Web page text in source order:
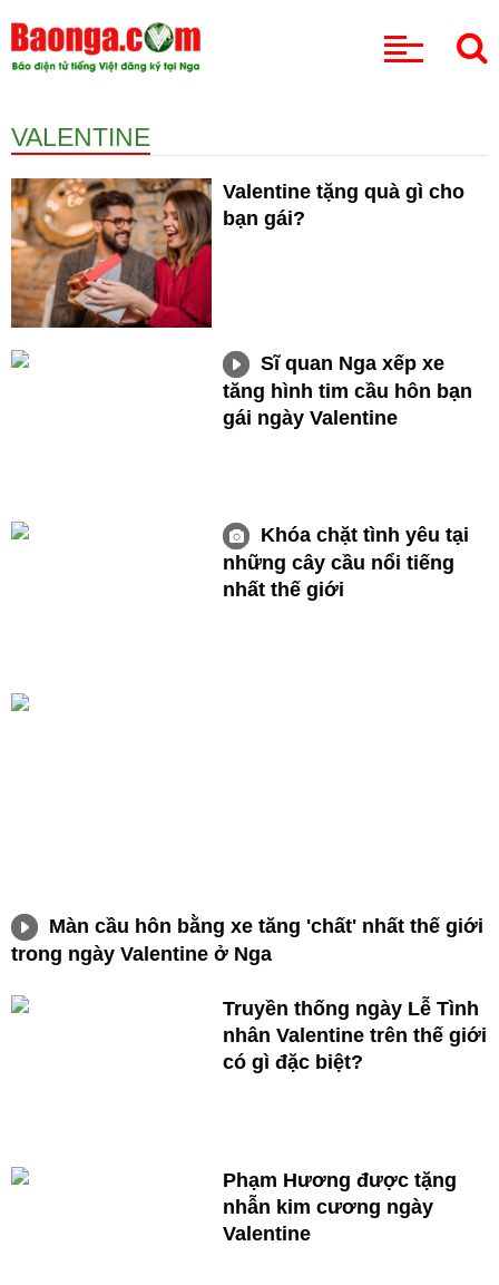
VALENTINE
Valentine tặng quà gì cho
bạn gái?
Sĩ quan Nga xếp xe
tăng hình tim cầu hôn bạn
gái ngày Valentine
Khóa chặt tình yêu tại
những cây cầu nổi tiếng
nhất thế giới
Màn cầu hôn bằng xe tăng 'chất' nhất thế giới
trong ngày Valentine ở Nga
Truyền thống ngày Lễ Tình
nhân Valentine trên thế giới
có gì đặc biệt?
Phạm Hương được tặng
nhẫn kim cương ngày
Valentine